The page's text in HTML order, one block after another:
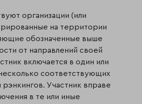
организации (или
на территории
обозначенные выше
от направлений своей
включается в один или
соответствующих
рэнкингов. Участник вправе
в те или иные